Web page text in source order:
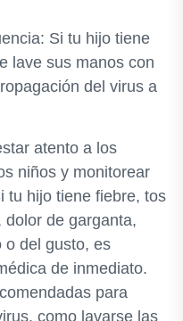
Si tu hijo tiene
lave sus manos con
del virus a
atento a los
niños y monitorear
tu hijo tiene fiebre, tos
dolor de garganta,
o del gusto, es
de inmediato.
para
como lavarse las